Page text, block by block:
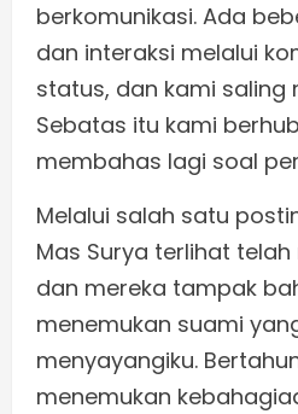
berkomunikasi. Ada
dan interaksi melalui
status, dan kami saling
Sebatas itu kami
membahas lagi soal
Melalui salah satu
Mas Surya terlihat
dan mereka tampak
menemukan suami
menyayangiku.
menemukan